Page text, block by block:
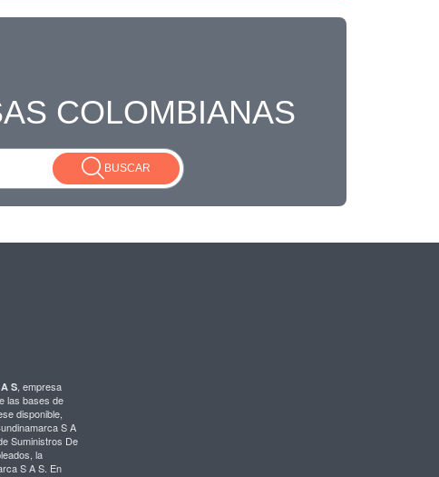
COLOMBIANAS
BUSCAR
S , empresa
las bases de
disponible,
S A
Suministros De
la
S A S. En